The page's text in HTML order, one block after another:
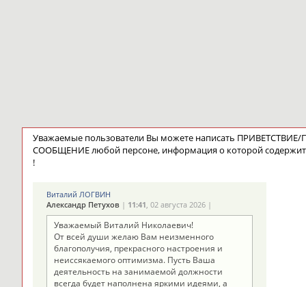
Уважаемые пользователи Вы можете написать
СООБЩЕНИЕ любой персоне, информация о которой
!
Виталий ЛОГВИН
Александр Петухов| 11:41, 02 августа 2026 |
Уважаемый Виталий Николаевич!
От всей души желаю Вам неизменного
благополучия, прекрасного настроения и
неиссякаемого оптимизма. Пусть Ваша
деятельность на занимаемой должности
всегда будет наполнена яркими идеями, а